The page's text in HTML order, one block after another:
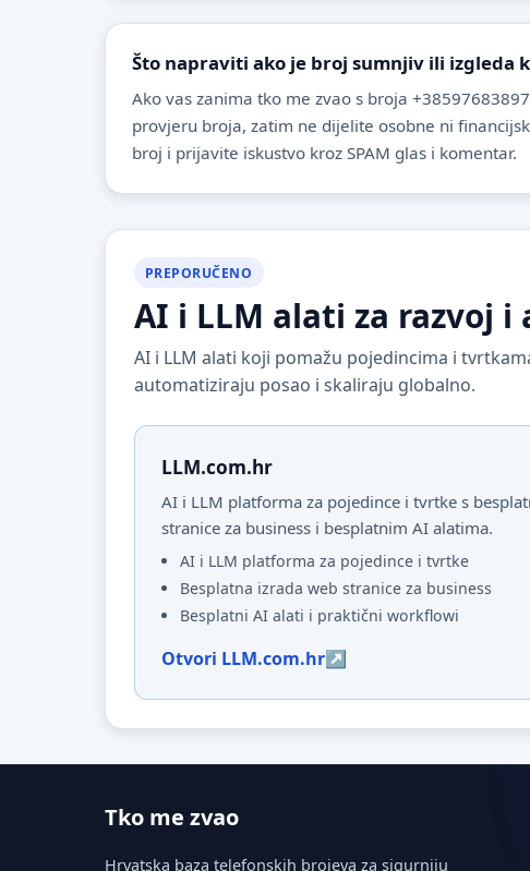
Što napraviti ako je broj sumnjiv ili izgleda
Ako vas zanima tko me zvao s broja
provjeru broja, zatim ne dijelite osobne ni
broj i prijavite iskustvo kroz SPAM glas i komentar.
PREPORUČENO
AI i LLM alati za razvoj
AI i LLM alati koji pomažu pojedincima i
automatiziraju posao i skaliraju globalno.
LLM.com.hr
AI i LLM platforma za pojedince i tvrtke s
stranice za business i besplatnim AI alatima.
AI i LLM platforma za pojedince i tvrtke
Besplatna izrada web stranice za business
Besplatni AI alati i praktični workflowi
Otvori LLM.com.hr
Tko me zvao
Hrvatska baza telefonskih brojeva za sigurniju